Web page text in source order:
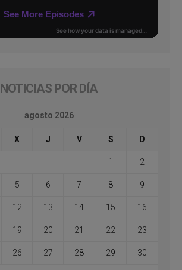
NOTICIAS POR DÍA
agosto 2026
X J V S D
1 2
5 6 7 8 9
12 13 14 15 16
19 20 21 22 23
26 27 28 29 30